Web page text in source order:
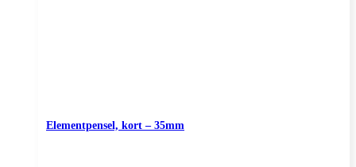
Elementpensel, kort – 35mm